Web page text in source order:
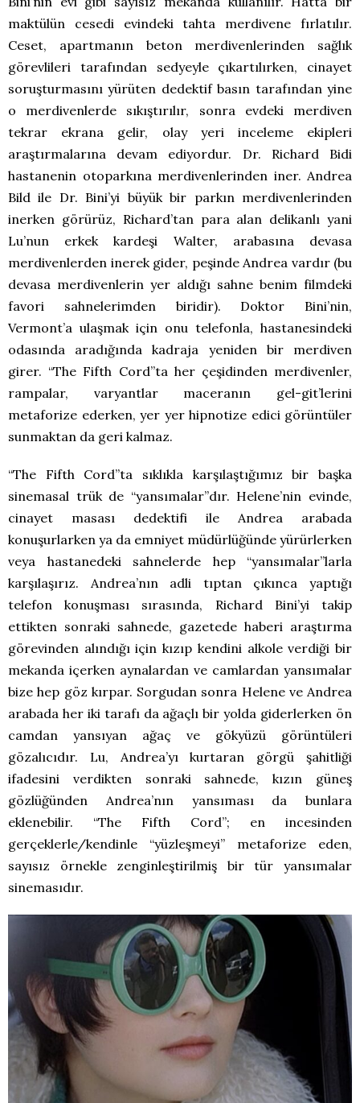
maktülün cesedi evindeki tahta merdivene fırlatılır.
Ceset, apartmanın beton merdivenlerinden sağlık
görevlileri tarafından sedyeyle çıkartılırken, cinayet
soruşturmasını yürüten dedektif basın tarafından yine
o merdivenlerde sıkıştırılır, sonra evdeki merdiven
tekrar ekrana gelir, olay yeri inceleme ekipleri
araştırmalarına devam ediyordur. Dr. Richard Bidi
hastanenin otoparkına merdivenlerinden iner. Andrea
Bild ile Dr. Bini’yi büyük bir parkın merdivenlerinden
inerken görürüz, Richard’tan para alan delikanlı yani
Lu’nun erkek kardeşi Walter, arabasına devasa
merdivenlerden inerek gider, peşinde Andrea vardır (bu
devasa merdivenlerin yer aldığı sahne benim filmdeki
favori sahnelerimden biridir). Doktor Bini’nin,
Vermont’a ulaşmak için onu telefonla, hastanesindeki
odasında aradığında kadraja yeniden bir merdiven
girer. “The Fifth Cord”ta her çeşidinden merdivenler,
rampalar, varyantlar maceranın gel-git’lerini
metaforize ederken, yer yer hipnotize edici görüntüler
sunmaktan da geri kalmaz.
“The Fifth Cord”ta sıklıkla karşılaştığımız bir başka
sinemasal trük de “yansımalar”dır. Helene’nin evinde,
cinayet masası dedektifi ile Andrea arabada
konuşurlarken ya da emniyet müdürlüğünde yürürlerken
veya hastanedeki sahnelerde hep “yansımalar”larla
karşılaşırız. Andrea’nın adli tıptan çıkınca yaptığı
telefon konuşması sırasında, Richard Bini’yi takip
ettikten sonraki sahnede, gazetede haberi araştırma
görevinden alındığı için kızıp kendini alkole verdiği bir
mekanda içerken aynalardan ve camlardan yansımalar
bize hep göz kırpar. Sorgudan sonra Helene ve Andrea
arabada her iki tarafı da ağaçlı bir yolda giderlerken ön
camdan yansıyan ağaç ve gökyüzü görüntüleri
gözalıcıdır. Lu, Andrea’yı kurtaran görgü şahitliği
ifadesini verdikten sonraki sahnede, kızın güneş
gözlüğünden Andrea’nın yansıması da bunlara
eklenebilir. “The Fifth Cord”; en incesinden
gerçeklerle/kendinle “yüzleşmeyi” metaforize eden,
sayısız örnekle zenginleştirilmiş bir tür yansımalar
sinemasıdır.